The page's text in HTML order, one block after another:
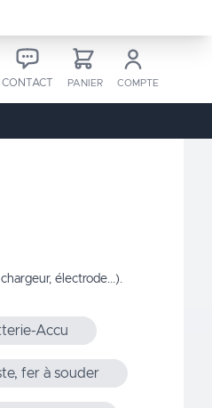
CONTACT PANIER COMPTE
électrode...).
Accu
fer à souder